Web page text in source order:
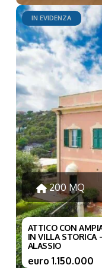
IN EVIDENZA
200 MQ
ATTICO CON
IN VILLA STORICA
ALASSIO
euro 1.150.000